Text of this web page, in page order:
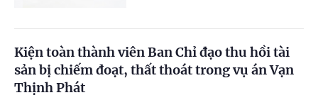
Kiện toàn thành viên Ban Chỉ đạo thu hồi tài
sản bị chiếm đoạt, thất thoát trong vụ án Vạn
Thịnh Phát